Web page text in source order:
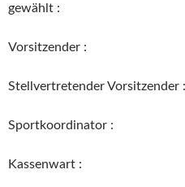
gewählt :
Vorsitzender :
Stellvertretender
Sportkoordinator :
Kassenwart :